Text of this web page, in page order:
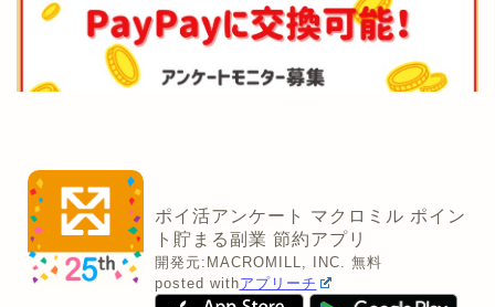
ポイ活アンケート マクロミル ポイン
ト貯まる副業 節約アプリ
開発元: MACROMILL, INC. 無料
posted withアプリーチ